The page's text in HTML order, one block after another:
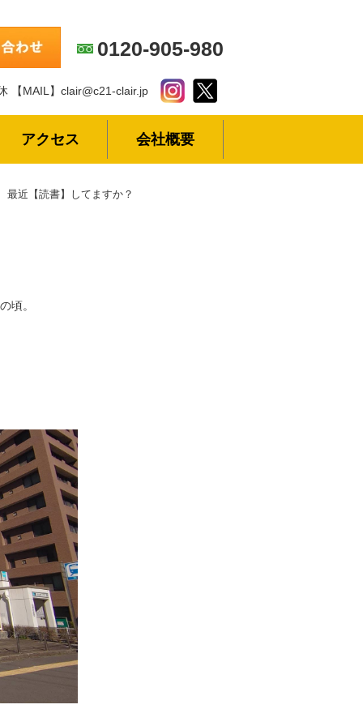
0120-905-980
【MAIL】clair@c21-clair.jp
アクセス 会社概要
最近【読書】してますか？
頃。